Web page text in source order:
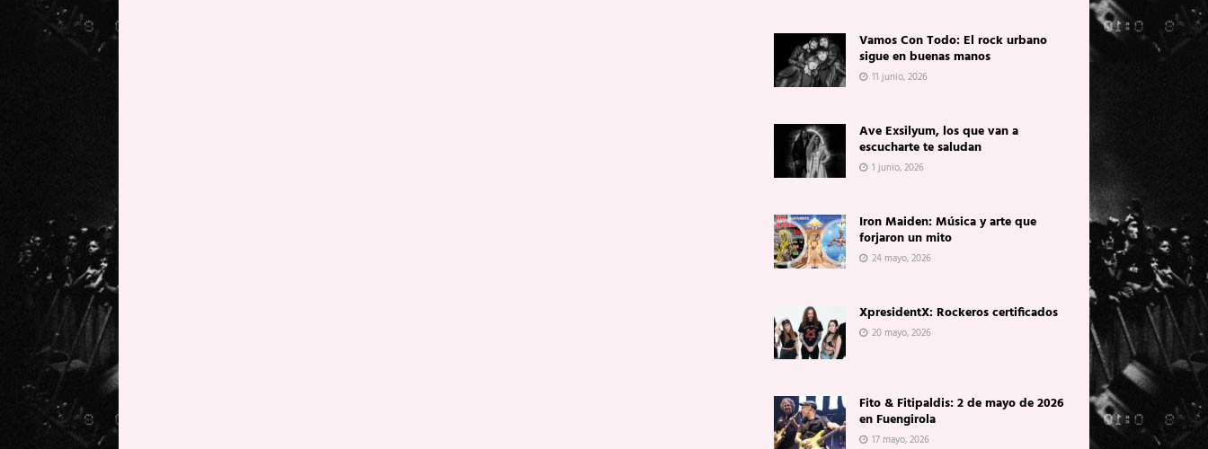
Vamos Con Todo: El rock urbano
sigue en buenas manos
11 junio, 2026
Ave Exsilyum, los que van a
escucharte te saludan
1 junio, 2026
Iron Maiden: Música y arte que
forjaron un mito
24 mayo, 2026
XpresidentX: Rockeros certificados
20 mayo, 2026
Fito & Fitipaldis: 2 de mayo de 2026
en Fuengirola
17 mayo, 2026